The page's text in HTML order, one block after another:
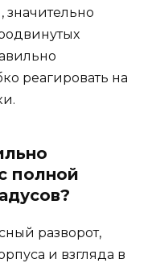
значительно
реагировать на
полной
разворот,
и взгляда в